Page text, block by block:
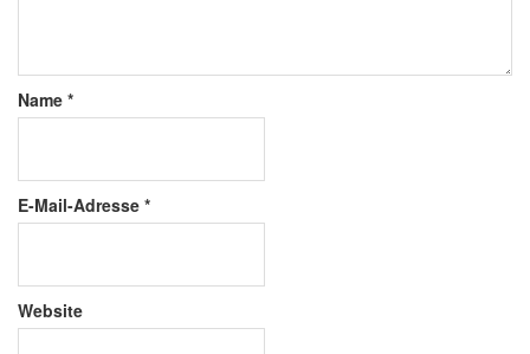
Name *
E-Mail-Adresse *
Website